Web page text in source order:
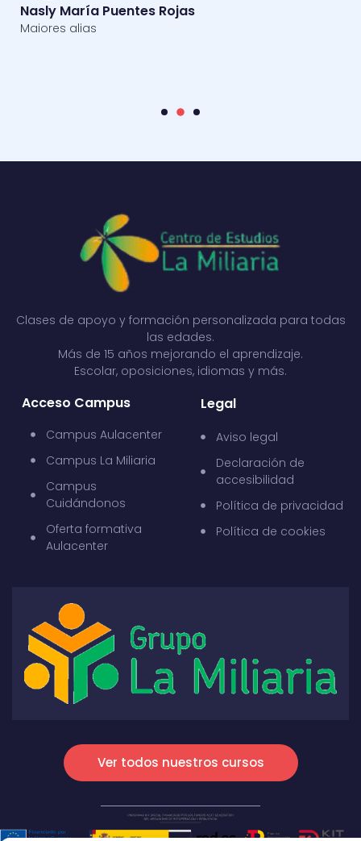
Fabio
Clases de apoyo y formación personalizada para todas
las edades.
Más de 15 años mejorando el aprendizaje.
Escolar, oposiciones, idiomas y más.
Acceso Campus
Campus Aulacenter
Campus La Miliaria
Campus
Cuidándonos
Oferta formativa
Aulacenter
Legal
Aviso legal
Declaración de
accesibilidad
Política de privacidad
Política de cookies
Ver todos nuestros cursos